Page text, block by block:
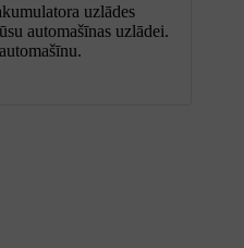
uzlādes
automašīnas uzlādei.